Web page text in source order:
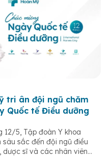
tri ân đội ngũ chăm
Quốc tế Điều dưỡng
5, Tập đoàn Y khoa
sắc đến đội ngũ điều
dược sĩ và các nhân viên